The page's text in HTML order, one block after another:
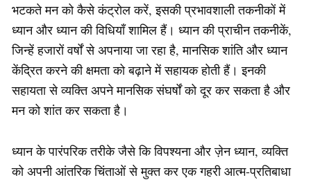
भटकते मन को कैसे कंट्रोल करें, इसकी प्रभावशाली तकनीकों में
ध्यान और ध्यान की विधियाँ शामिल हैं। ध्यान की प्राचीन तकनीकें,
जिन्हें हजारों वर्षों से अपनाया जा रहा है, मानसिक शांति और ध्यान
केंद्रित करने की क्षमता को बढ़ाने में सहायक होती हैं। इनकी
सहायता से व्यक्ति अपने मानसिक संघर्षों को दूर कर सकता है और
मन को शांत कर सकता है।
ध्यान के पारंपरिक तरीके जैसे कि विपश्यना और ज़ेन ध्यान, व्यक्ति
को अपनी आंतरिक चिंताओं से मुक्त कर एक गहरी आत्म-प्रतिबाधा